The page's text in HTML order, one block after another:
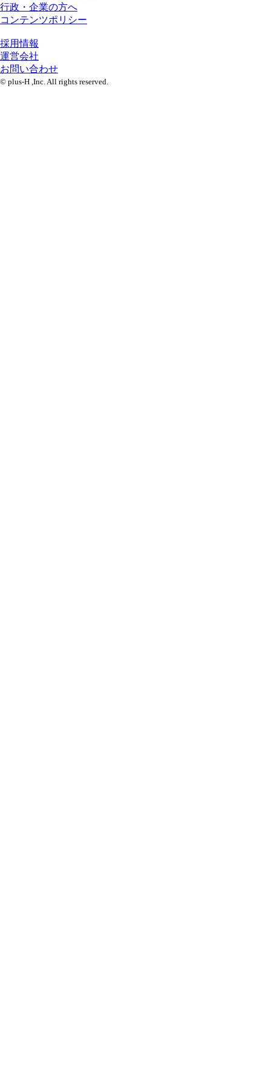
行政・企業の方へ
コンテンツポリシー
採用情報
運営会社
お問い合わせ
© plus-H ,Inc. All rights reserved.